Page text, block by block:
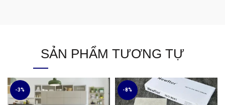
SẢN PHẨM TƯƠNG TỰ
-3% -8%